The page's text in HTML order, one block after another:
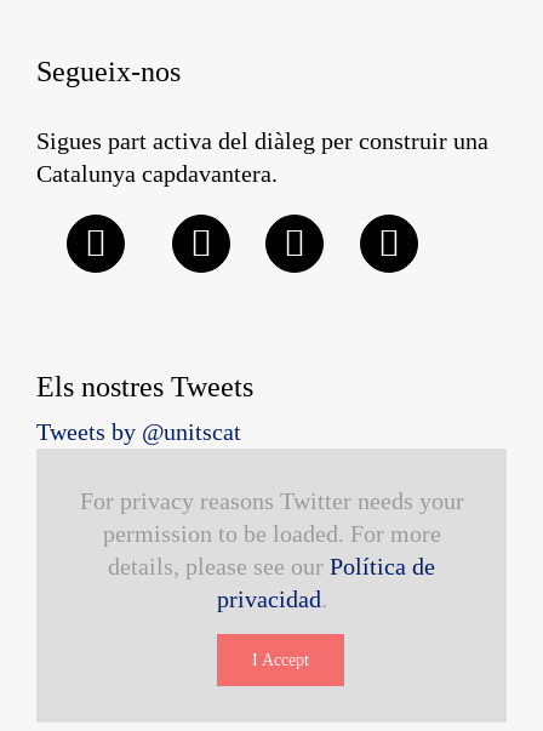
Segueix-nos
Sigues part activa del diàleg per construir una
Catalunya capdavantera.
Els nostres Tweets
Tweets by @unitscat
For privacy reasons Twitter needs your
permission to be loaded. For more
details, please see our Política de
privacidad.
I Accept